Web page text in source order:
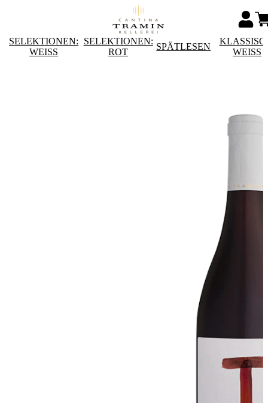
SELEKTIONEN:
WEISS
SELEKTIONEN:
ROT
SPÄTLESEN
WEISS